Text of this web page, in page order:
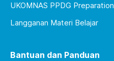
UKOMNAS PPDG Preparation
Langganan Materi Belajar
Bantuan dan Panduan